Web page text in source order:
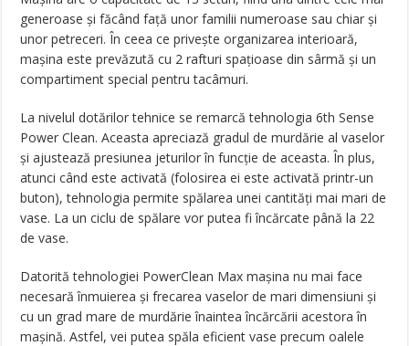
generoase și făcând față unor familii numeroase sau chiar și
unor petreceri. În ceea ce privește organizarea interioară,
mașina este prevăzută cu 2 rafturi spațioase din sârmă și un
compartiment special pentru tacâmuri.
La nivelul dotărilor tehnice se remarcă tehnologia 6th Sense
Power Clean. Aceasta apreciază gradul de murdărie al vaselor
și ajustează presiunea jeturilor în funcție de aceasta. În plus,
atunci când este activată (folosirea ei este activată printr-un
buton), tehnologia permite spălarea unei cantități mai mari de
vase. La un ciclu de spălare vor putea fi încărcate până la 22
de vase.
Datorită tehnologiei PowerClean Max mașina nu mai face
necesară înmuierea și frecarea vaselor de mari dimensiuni și
cu un grad mare de murdărie înaintea încărcării acestora în
mașină. Astfel, vei putea spăla eficient vase precum oalele